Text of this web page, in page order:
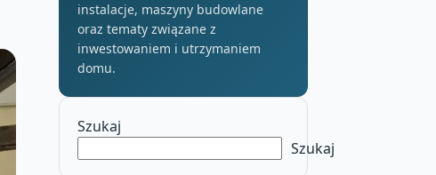
instalacje, maszyny budowlane
oraz tematy związane z
inwestowaniem i utrzymaniem
domu.
Szukaj
Szukaj